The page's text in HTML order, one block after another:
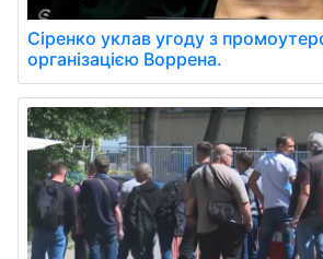
Сіренко уклав угоду з
організацією Воррена.